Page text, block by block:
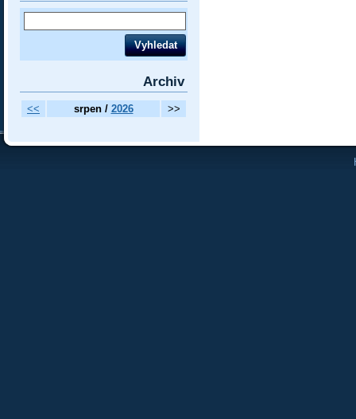
Archiv
<< srpen / 2026 >>